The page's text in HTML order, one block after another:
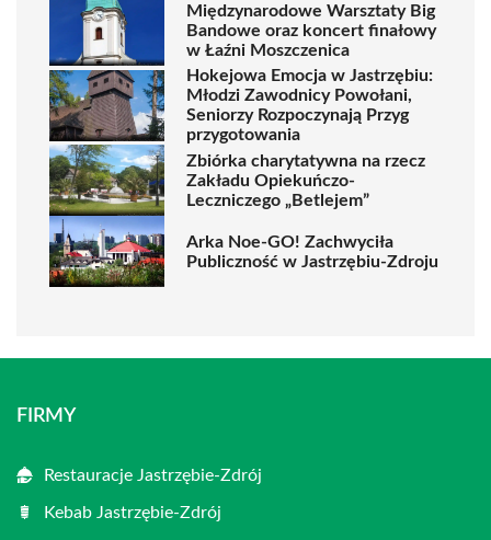
Międzynarodowe Warsztaty Big
Bandowe oraz koncert finałowy
w Łaźni Moszczenica
Hokejowa Emocja w Jastrzębiu:
Młodzi Zawodnicy Powołani,
Seniorzy Rozpoczynają Przyg
przygotowania
Zbiórka charytatywna na rzecz
Zakładu Opiekuńczo-
Leczniczego „Betlejem”
Arka Noe-GO! Zachwyciła
Publiczność w Jastrzębiu-Zdroju
FIRMY
Restauracje Jastrzębie-Zdrój
Kebab Jastrzębie-Zdrój